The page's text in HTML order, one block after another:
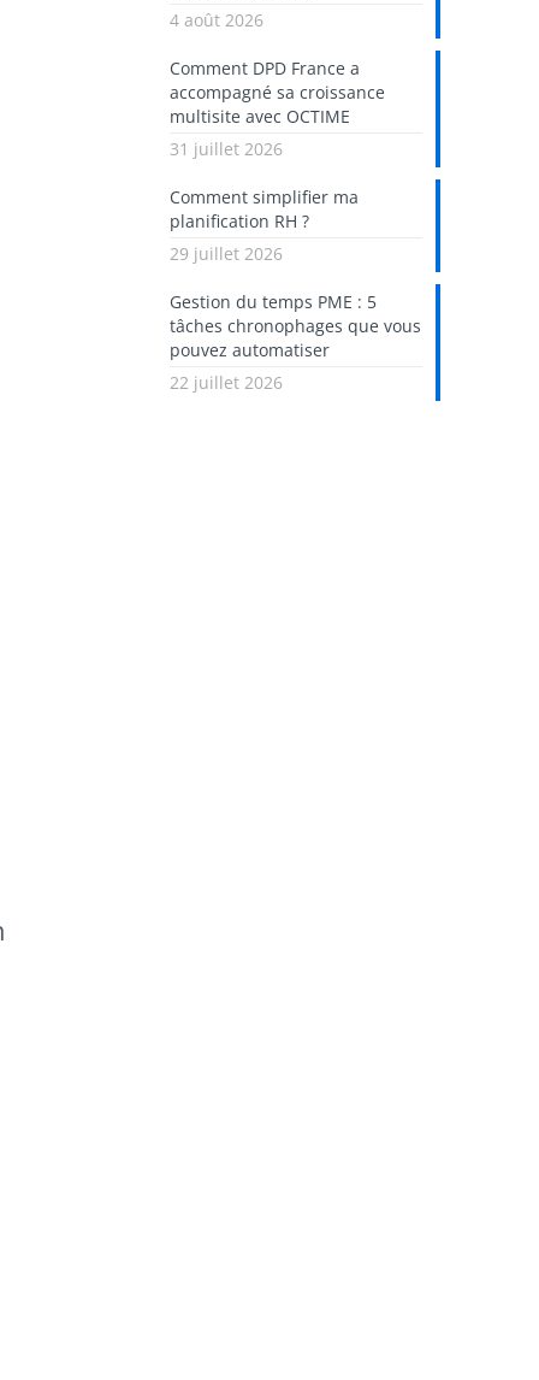
4 août 2026
Comment DPD France a
accompagné sa croissance
multisite avec OCTIME
31 juillet 2026
Comment simplifier ma
planification RH ?
29 juillet 2026
Gestion du temps PME : 5
tâches chronophages que vous
pouvez automatiser
22 juillet 2026